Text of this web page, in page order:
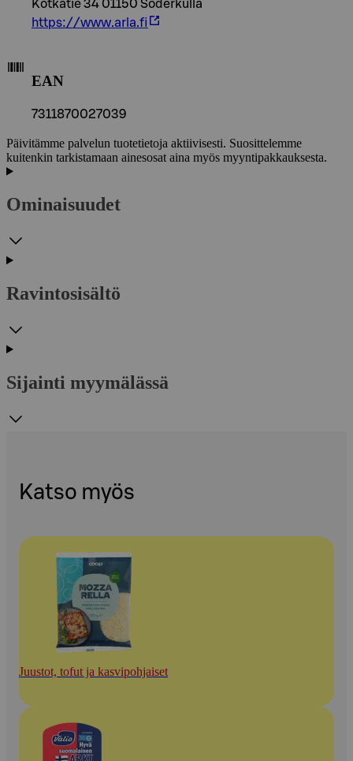
Kotkatie 34 01150 Söderkulla
https://www.arla.fi
EAN
7311870027039
Päivitämme palvelun tuotetietoja aktiivisesti. Suosittelemme
kuitenkin tarkistamaan ainesosat aina myös myyntipakkauksesta.
Ominaisuudet
Ravintosisältö
Sijainti myymälässä
Katso myös
Juustot, tofut ja kasvipohjaiset